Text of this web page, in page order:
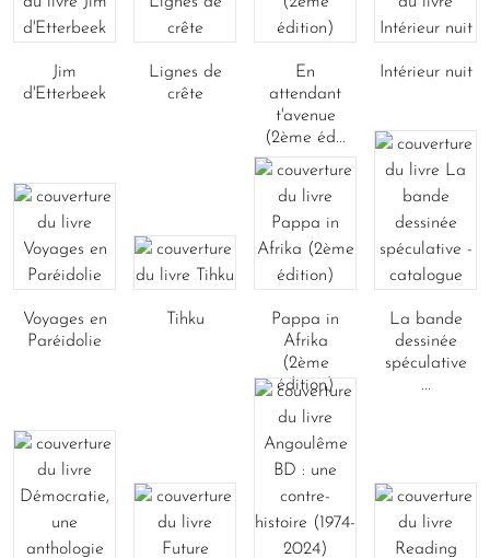
Jim
d'Etterbeek
Lignes de
crête
En
attendant
t'avenue
(2ème éd...
Intérieur nuit
Voyages en
Paréidolie
Tihku
Pappa in
Afrika
(2ème
édition)
La bande
dessinée
spéculative
...